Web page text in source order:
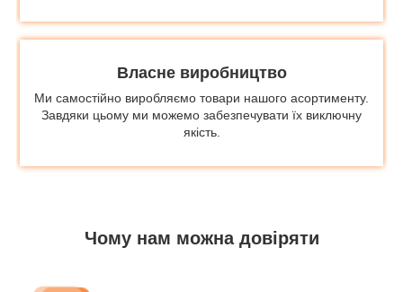
Власне виробництво
Ми самостійно виробляємо товари нашого асортименту.
Завдяки цьому ми можемо забезпечувати їх виключну
якість.
Чому нам можна довіряти